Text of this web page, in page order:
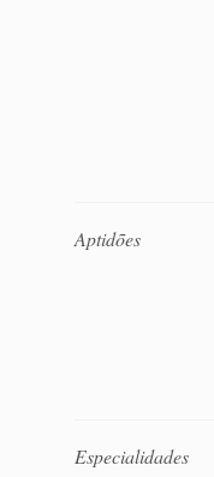
Aptidões
Especialidades